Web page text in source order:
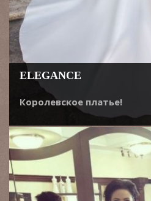
ELEGANCE
Королевское платье!